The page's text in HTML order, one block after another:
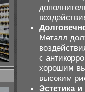
Металл
с
хорошим
высоким
Эстетика